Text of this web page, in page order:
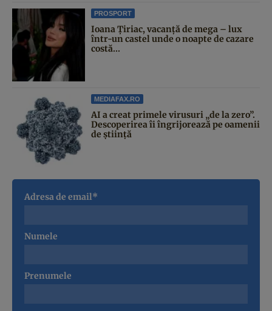
PROSPORT
Ioana Țiriac, vacanță de mega – lux
într-un castel unde o noapte de cazare
costă...
MEDIAFAX.RO
AI a creat primele virusuri „de la zero”.
Descoperirea îi îngrijorează pe oamenii
de știință
Adresa de email*
Numele
Prenumele